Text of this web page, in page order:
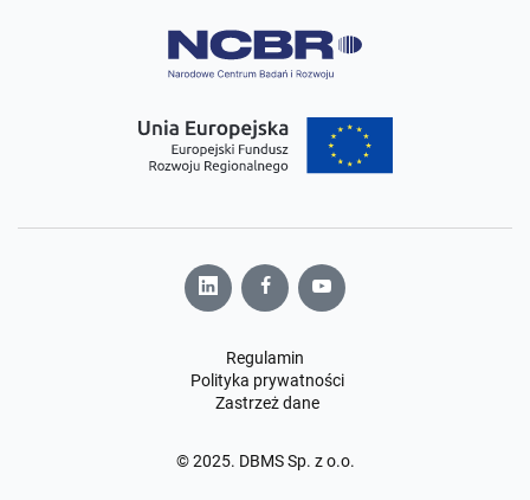
Regulamin
Polityka prywatności
Zastrzeż dane
© 2025. DBMS Sp. z o.o.